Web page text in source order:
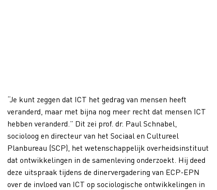
“Je kunt zeggen dat ICT het gedrag van mensen heeft
veranderd, maar met bijna nog meer recht dat mensen ICT
hebben veranderd.” Dit zei prof. dr. Paul Schnabel,
socioloog en directeur van het Sociaal en Cultureel
Planbureau (SCP), het wetenschappelijk overheidsinstituut
dat ontwikkelingen in de samenleving onderzoekt. Hij deed
deze uitspraak tijdens de dinervergadering van ECP-EPN
over de invloed van ICT op sociologische ontwikkelingen in